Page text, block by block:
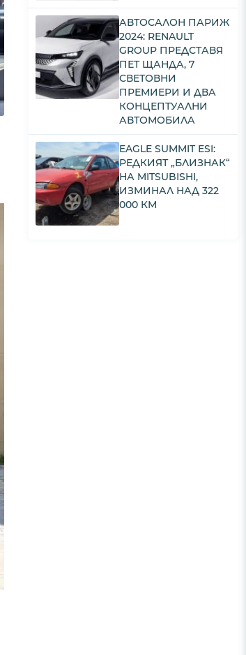
АВТОСАЛОН ПАРИЖ
2024: RENAULT
GROUP ПРЕДСТАВЯ
ПЕТ ЩАНДА, 7
СВЕТОВНИ
ПРЕМИЕРИ И ДВА
КОНЦЕПТУАЛНИ
АВТОМОБИЛА
EAGLE SUMMIT ESI:
РЕДКИЯТ „БЛИЗНАК“
НА MITSUBISHI,
ИЗМИНАЛ НАД 322
000 КМ